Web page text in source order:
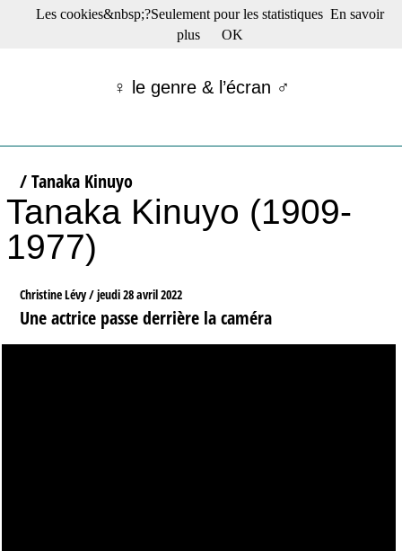
☰ Menu
Films récents
Tribunes
Bloc-notes
Archives
Actu : "La Nouvelle Vague"
S’abonner à la Lettre !
♀ le genre & l’écran ♂
/ Tanaka Kinuyo
Tanaka Kinuyo (1909-
1977)
Christine Lévy /jeudi 28 avril 2022
Une actrice passe derrière la caméra
Les cookies&nbsp;?Seulement pour les statistiques En savoir
plus
OK